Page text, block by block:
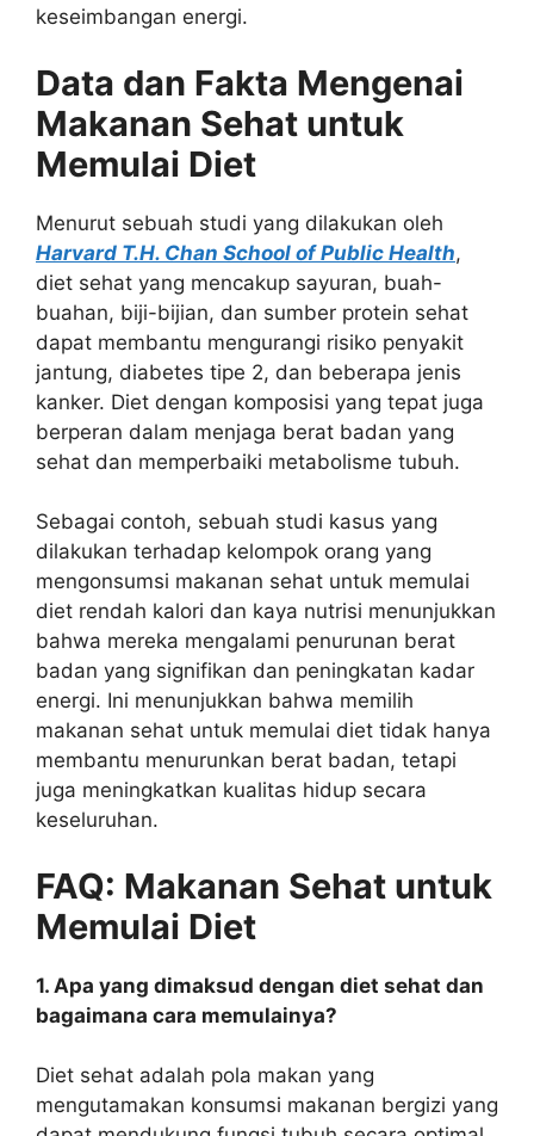
keseimbangan energi.
Data dan Fakta Mengenai
Makanan Sehat untuk
Memulai Diet
Menurut sebuah studi yang dilakukan oleh
Harvard T.H. Chan School of Public Health,
diet sehat yang mencakup sayuran, buah-
buahan, biji-bijian, dan sumber protein sehat
dapat membantu mengurangi risiko penyakit
jantung, diabetes tipe 2, dan beberapa jenis
kanker. Diet dengan komposisi yang tepat juga
berperan dalam menjaga berat badan yang
sehat dan memperbaiki metabolisme tubuh.
Sebagai contoh, sebuah studi kasus yang
dilakukan terhadap kelompok orang yang
mengonsumsi makanan sehat untuk memulai
diet rendah kalori dan kaya nutrisi menunjukkan
bahwa mereka mengalami penurunan berat
badan yang signifikan dan peningkatan kadar
energi. Ini menunjukkan bahwa memilih
makanan sehat untuk memulai diet tidak hanya
membantu menurunkan berat badan, tetapi
juga meningkatkan kualitas hidup secara
keseluruhan.
FAQ: Makanan Sehat untuk
Memulai Diet
1. Apa yang dimaksud dengan diet sehat dan
bagaimana cara memulainya?
Diet sehat adalah pola makan yang
mengutamakan konsumsi makanan bergizi yang